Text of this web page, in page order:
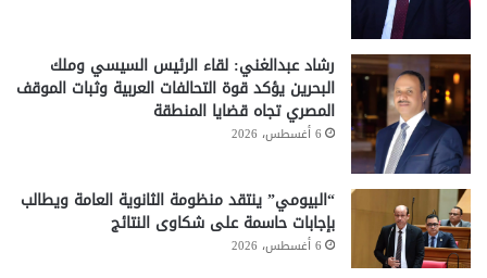
رشاد عبدالغني: لقاء الرئيس السيسي وملك
البحرين يؤكد قوة التحالفات العربية وثبات الموقف
المصري تجاه قضايا المنطقة
6 أغسطس، 2026
“البيومي” ينتقد منظومة الثانوية العامة ويطالب
بإجابات حاسمة على شكاوى النتائج
6 أغسطس، 2026